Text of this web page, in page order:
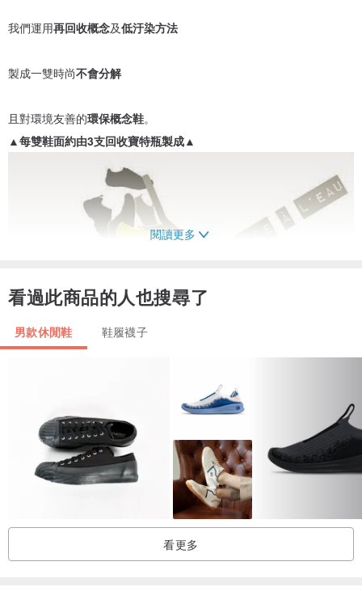
我們運用再回收概念及低汙染方法
製成一雙時尚不會分解
且對環境友善的環保概念鞋。
▲每雙鞋面約由3支回收寶特瓶製成▲
閱讀更多
看過此商品的人也搜尋了
男款休閒鞋 鞋履襪子
看更多